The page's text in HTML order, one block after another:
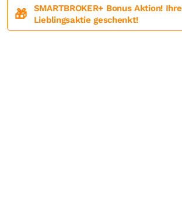
🎁
SMARTBROKER+ Bonus Aktion! Ihre
Lieblingsaktie geschenkt!